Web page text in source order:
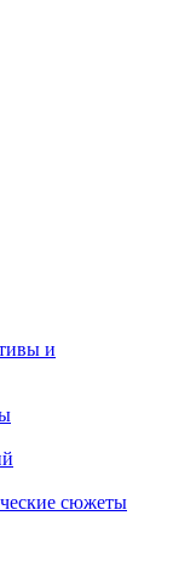
и
сюжеты